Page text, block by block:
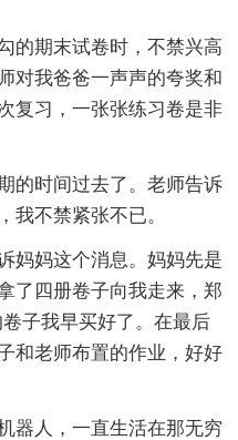
的期末试卷时，不禁兴高
对我爸爸一声声的夸奖和
复习，一张张练习卷是非
的时间过去了。老师告诉
我不禁紧张不已。
妈妈这个消息。妈妈先是
了四册卷子向我走来，郑
子我早买好了。在最后
和老师布置的作业，好好
器人，一直生活在那无穷